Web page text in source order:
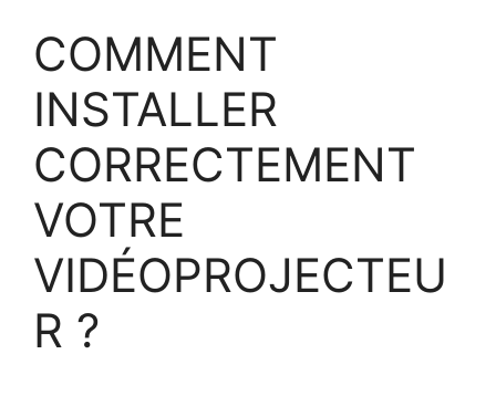
COMMENT
INSTALLER
CORRECTEMENT
VOTRE
VIDÉOPROJECTEU
R ?